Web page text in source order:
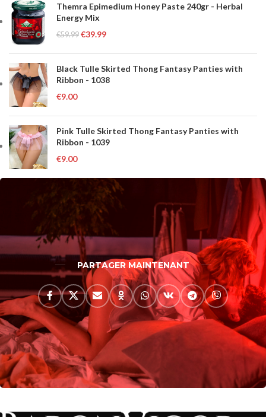
Themra Epimedium Honey Paste 240gr - Herbal
Energy Mix
€59.99 €39.99
Black Tulle Skirted Thong Fantasy Panties with
Ribbon - 1038
€9.00
Pink Tulle Skirted Thong Fantasy Panties with
Ribbon - 1039
€9.00
PARTAGER MAINTENANT